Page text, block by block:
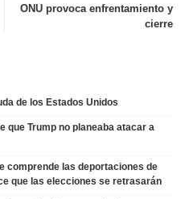
ONU provoca enfrentamiento y
cierre
de los Estados Unidos
que Trump no planeaba atacar a
comprende las deportaciones de
que las elecciones se retrasarán